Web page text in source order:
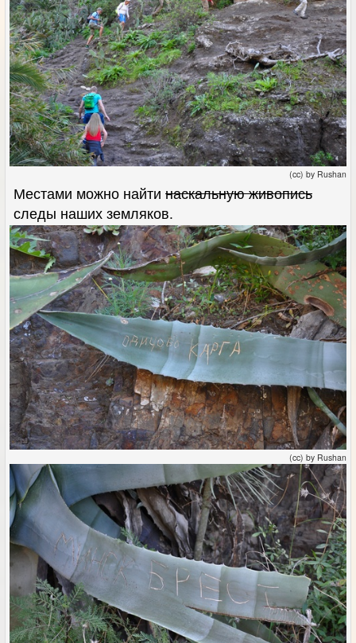
(cc) by Rushan
Местами можно найти наскальную живопись
следы наших земляков.
(cc) by Rushan